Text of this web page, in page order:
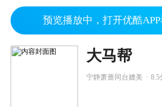
预览播放中，打开优酷
大马帮
宁静萧蔷同台媲美 8.5